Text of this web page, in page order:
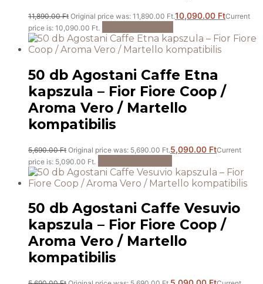
11,890.00Ft Original price was: 11,890.00 Ft.10,090.00 FtCurrent
price is: 10,090.00 Ft.
50 db Agostani Caffe Etna
kapszula – Fior Fiore Coop /
Aroma Vero / Martello
kompatibilis
5,690.00Ft Original price was: 5,690.00 Ft.5,090.00 FtCurrent
price is: 5,090.00 Ft.
50 db Agostani Caffe Vesuvio
kapszula – Fior Fiore Coop /
Aroma Vero / Martello
kompatibilis